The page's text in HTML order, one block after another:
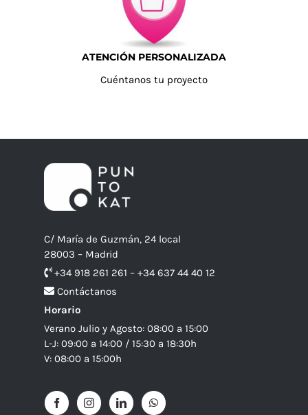
ATENCIÓN PERSONALIZADA
Cuéntanos tu proyecto
C/ María de Guzmán, 24 local
28003 – Madrid
+34 918 261 261 – +34 637 44 40 12
Contáctanos
Horario
Verano Julio y Agosto: 08:00 a 15:00
L-J: 09:00 a 14:00 / 15:30 a 18:30h
V: 08:00 a 15:00h